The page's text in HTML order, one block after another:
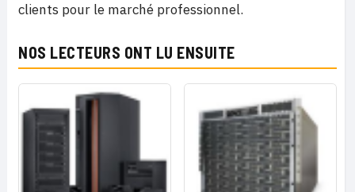
clients pour le marché professionnel.
NOS LECTEURS ONT LU ENSUITE